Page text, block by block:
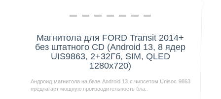
Нашли дешевле?
Магнитола для FORD Transit 2014+
без штатного CD (Android 13, 8 ядер
UIS9863, 2+32Гб, SIM, QLED
1280x720)
Андроид магнитола на базе Android 13 с чипсетом Unisoc 9863
предлагает мощную производительность бла..